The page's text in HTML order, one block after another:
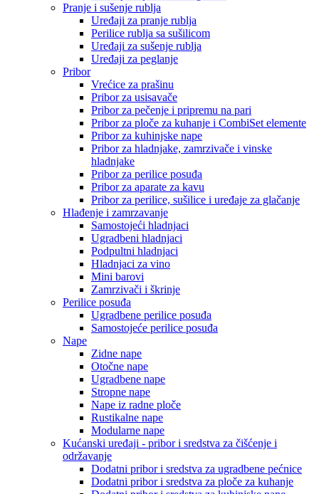
Pranje i sušenje rublja
Uređaji za pranje rublja
Perilice rublja sa sušilicom
Uređaji za sušenje rublja
Uređaji za peglanje
Pribor
Vrećice za prašinu
Pribor za usisavače
Pribor za pečenje i pripremu na pari
Pribor za ploče za kuhanje i CombiSet elemente
Pribor za kuhinjske nape
Pribor za hladnjake, zamrzivače i vinske
hladnjake
Pribor za perilice posuđa
Pribor za aparate za kavu
Pribor za perilice, sušilice i uređaje za glačanje
Hlađenje i zamrzavanje
Samostojeći hladnjaci
Ugradbeni hladnjaci
Podpultni hladnjaci
Hladnjaci za vino
Mini barovi
Zamrzivači i škrinje
Perilice posuđa
Ugradbene perilice posuđa
Samostojeće perilice posuđa
Nape
Zidne nape
Otočne nape
Ugradbene nape
Stropne nape
Nape iz radne ploče
Rustikalne nape
Modularne nape
Kućanski uređaji - pribor i sredstva za čišćenje i
održavanje
Dodatni pribor i sredstva za ugradbene pećnice
Dodatni pribor i sredstva za ploče za kuhanje